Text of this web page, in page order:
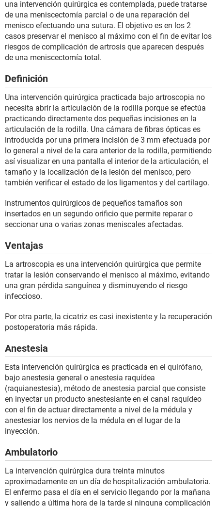
una intervención quirúrgica es contemplada, puede tratarse
de una meniscectomía parcial o de una reparación del
menisco efectuando una sutura. El objetivo es en los 2
casos preservar el menisco al máximo con el fin de evitar los
riesgos de complicación de artrosis que aparecen después
de una meniscectomía total.
Definición
Una intervención quirúrgica practicada bajo artroscopia no
necesita abrir la articulación de la rodilla porque se efectúa
practicando directamente dos pequeñas incisiones en la
articulación de la rodilla. Una cámara de fibras ópticas es
introducida por una primera incisión de 3 mm efectuada por
lo general a nivel de la cara anterior de la rodilla, permitiendo
así visualizar en una pantalla el interior de la articulación, el
tamaño y la localización de la lesión del menisco, pero
también verificar el estado de los ligamentos y del cartílago.
Instrumentos quirúrgicos de pequeños tamaños son
insertados en un segundo orificio que permite reparar o
seccionar una o varias zonas meniscales afectadas.
Ventajas
La artroscopia es una intervención quirúrgica que permite
tratar la lesión conservando el menisco al máximo, evitando
una gran pérdida sanguínea y disminuyendo el riesgo
infeccioso.
Por otra parte, la cicatriz es casi inexistente y la recuperación
postoperatoria más rápida.
Anestesia
Esta intervención quirúrgica es practicada en el quirófano,
bajo anestesia general o anestesia raquídea
(raquianestesia), método de anestesia parcial que consiste
en inyectar un producto anestesiante en el canal raquídeo
con el fin de actuar directamente a nivel de la médula y
anestesiar los nervios de la médula en el lugar de la
inyección.
Ambulatorio
La intervención quirúrgica dura treinta minutos
aproximadamente en un día de hospitalización ambulatoria.
El enfermo pasa el día en el servicio llegando por la mañana
y saliendo a última hora de la tarde si ninguna complicación